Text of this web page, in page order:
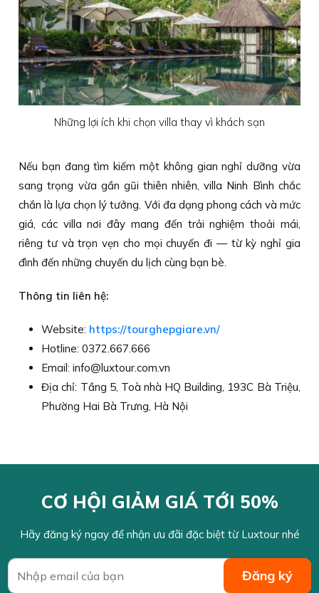
Những lợi ích khi chọn villa thay vì khách sạn
Nếu bạn đang tìm kiếm một không gian nghỉ dưỡng vừa
sang trọng vừa gần gũi thiên nhiên, villa Ninh Bình chắc
chắn là lựa chọn lý tưởng. Với đa dạng phong cách và mức
giá, các villa nơi đây mang đến trải nghiệm thoải mái,
riêng tư và trọn vẹn cho mọi chuyến đi — từ kỳ nghỉ gia
đình đến những chuyến du lịch cùng bạn bè.
Thông tin liên hệ:
Website: https://tourghepgiare.vn/
Hotline: 0372.667.666
Email: info@luxtour.com.vn
Địa chỉ: Tầng 5, Toà nhà HQ Building, 193C Bà Triệu,
Phường Hai Bà Trưng, Hà Nội
CƠ HỘI GIẢM GIÁ TỚI 50%
Hãy đăng ký ngay để nhận ưu đãi đặc biệt từ Luxtour nhé